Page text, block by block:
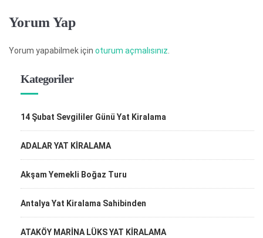
Yorum Yap
Yorum yapabilmek için oturum açmalısınız.
Kategoriler
14 Şubat Sevgililer Günü Yat Kiralama
ADALAR YAT KİRALAMA
Akşam Yemekli Boğaz Turu
Antalya Yat Kiralama Sahibinden
ATAKÖY MARİNA LÜKS YAT KİRALAMA